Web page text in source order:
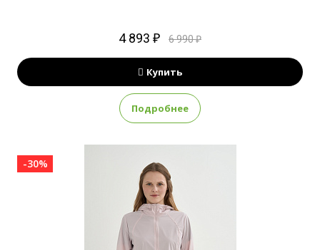
4 893 ₽ 6 990 ₽
Купить
Подробнее
-30%